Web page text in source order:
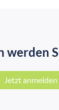
werden
Jetzt anmelden